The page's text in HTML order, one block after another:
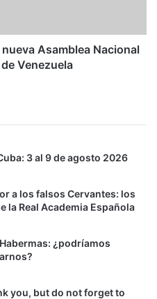
Asamblea Nacional
Venezuela
3 al 9 de agosto 2026
a los falsos Cervantes: los
la Real Academia Española
¿podríamos
you, but do not forget to